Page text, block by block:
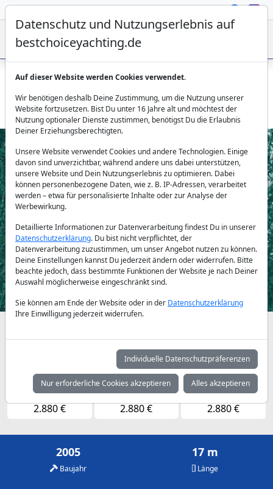
Princess V55 Motorboot mieten auf Mykonos bis 10
Personen
Previous Next
2.880 €
Juni
2.880 €
Juli
2.880 €
August
2.880 €
September
2.880 €
Oktober
2.880 €
2005
Baujahr
17 m
Länge
Datenschutz und Nutzungserlebnis auf
bestchoiceyachting.de
Auf dieser Website werden Cookies verwendet.
Wir benötigen deshalb Deine Zustimmung, um die Nutzung unserer
Website fortzusetzen. Bist Du unter 16 Jahre alt und möchtest der
Nutzung optionaler Dienste zustimmen, benötigst Du die Erlaubnis
Deiner Erziehungsberechtigten.
Unsere Website verwendet Cookies und andere Technologien. Einige
davon sind unverzichtbar, während andere uns dabei unterstützen,
unsere Website und Dein Nutzungserlebnis zu optimieren. Dabei
können personenbezogene Daten, wie z. B. IP-Adressen, verarbeitet
werden – etwa für personalisierte Inhalte oder zur Analyse der
Werbewirkung.
Detaillierte Informationen zur Datenverarbeitung findest Du in unserer
Datenschutzerklärung. Du bist nicht verpflichtet, der
Datenverarbeitung zuzustimmen, um unser Angebot nutzen zu können.
Deine Einstellungen kannst Du jederzeit ändern oder widerrufen. Bitte
beachte jedoch, dass bestimmte Funktionen der Website je nach Deiner
Auswahl möglicherweise eingeschränkt sind.
Sie können am Ende der Website oder in der Datenschutzerklärung
Ihre Einwilligung jederzeit widerrufen.
Individuelle Datenschutzpräferenzen
Nur erforderliche Cookies akzeptieren Alles akzeptieren